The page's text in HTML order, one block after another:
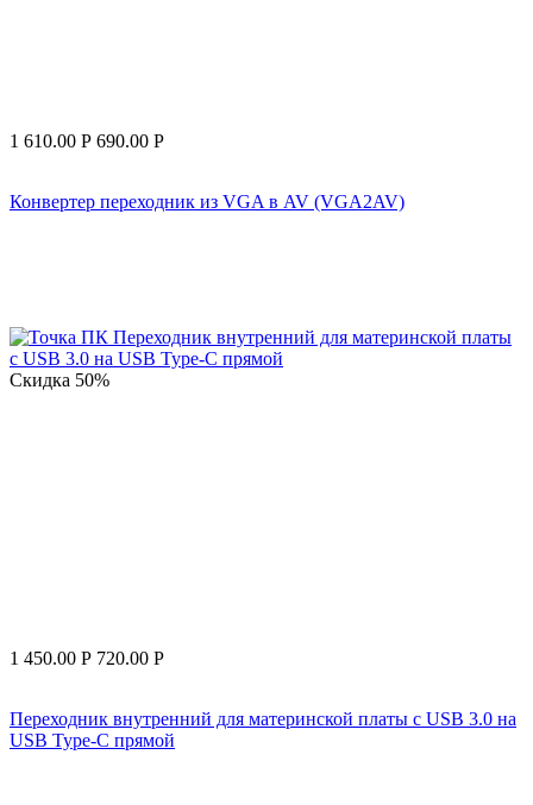
1 610.00 Р 690.00 Р
Конвертер переходник из VGA в AV (VGA2AV)
Скидка 50%
1 450.00 Р 720.00 Р
Переходник внутренний для материнской платы с USB 3.0 на
USB Type-C прямой